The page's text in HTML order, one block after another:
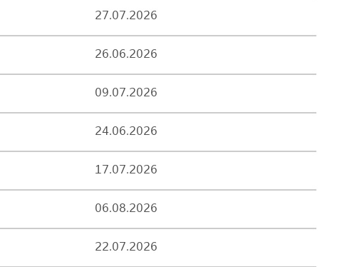
27.07.2026
26.06.2026
09.07.2026
24.06.2026
17.07.2026
06.08.2026
22.07.2026